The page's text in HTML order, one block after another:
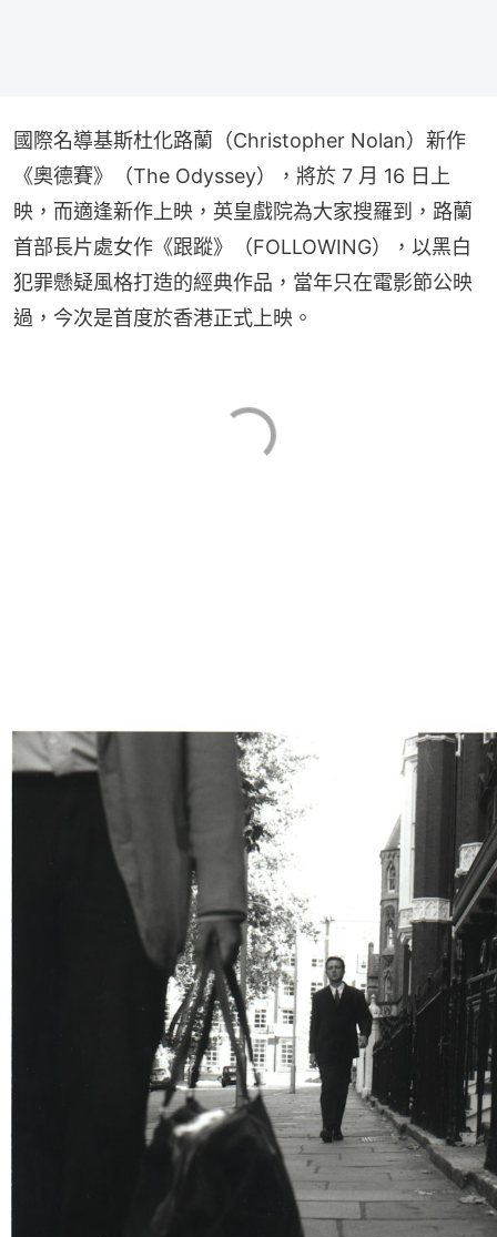
國際名導基斯杜化路蘭（Christopher Nolan）新作
《奧德賽》（The Odyssey），將於 7 月 16 日上
映，而適逢新作上映，英皇戲院為大家搜羅到，路蘭
首部長片處女作《跟蹤》（FOLLOWING），以黑白
犯罪懸疑風格打造的經典作品，當年只在電影節公映
過，今次是首度於香港正式上映。